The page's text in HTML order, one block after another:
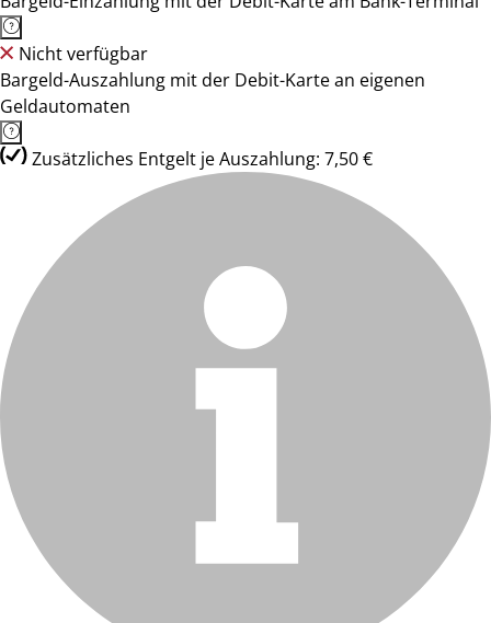
Nicht verfügbar
Bargeld-Auszahlung mit der Debit-Karte an eigenen
Geldautomaten
Zusätzliches Entgelt je Auszahlung: 7,50 €